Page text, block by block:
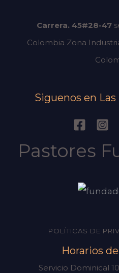
Carrera. 45#28-47
Colombia Zona
Siguenos en Las
Pastores
POLÍTICAS DE
Horarios
Servicio Dominical